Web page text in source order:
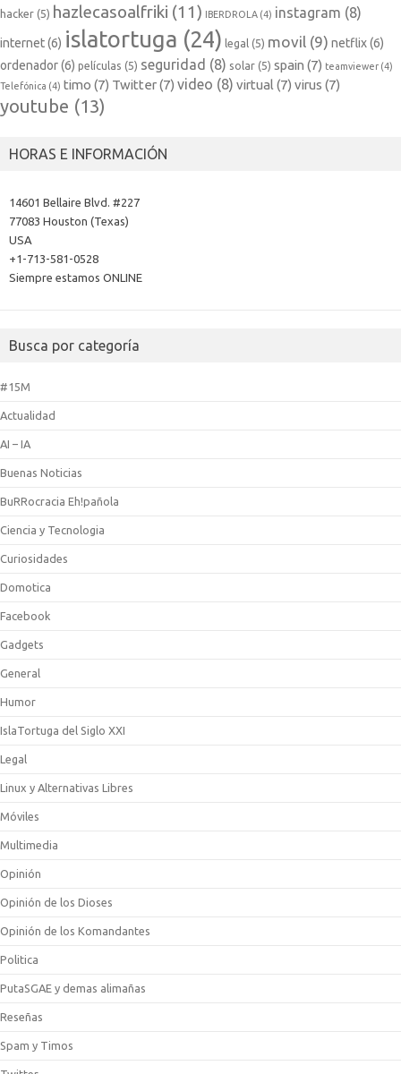
hacker (5) hazlecasoalfriki (11) IBERDROLA (4) instagram (8)
internet(6) islatortuga (24) legal (5) movil (9) netflix(6)
ordenador(6) películas (5) seguridad (8) solar (5) spain (7) teamviewer (4)
Telefónica (4) timo (7) Twitter(7) video (8) virtual (7) virus (7)
youtube (13)
HORAS E INFORMACIÓN
14601 Bellaire Blvd. #227
77083 Houston (Texas)
USA
+1-713-581-0528
Siempre estamos ONLINE
Busca por categoría
#15M
Actualidad
AI – IA
Buenas Noticias
BuRRocracia Eh!pañola
Ciencia y Tecnologia
Curiosidades
Domotica
Facebook
Gadgets
General
Humor
IslaTortuga del Siglo XXI
Legal
Linux y Alternativas Libres
Móviles
Multimedia
Opinión
Opinión de los Dioses
Opinión de los Komandantes
Politica
PutaSGAE y demas alimañas
Reseñas
Spam y Timos